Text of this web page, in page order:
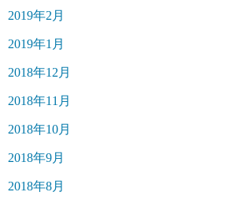
2019年2月
2019年1月
2018年12月
2018年11月
2018年10月
2018年9月
2018年8月